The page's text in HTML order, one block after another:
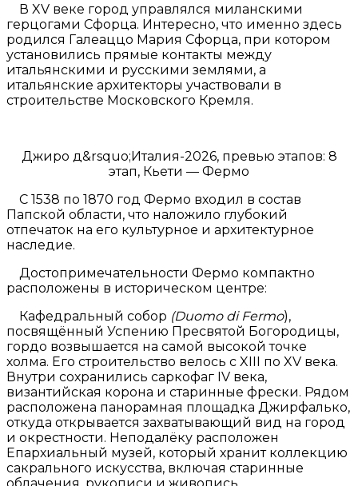
В XV веке город управлялся миланскими
герцогами Сфорца. Интересно, что именно здесь
родился Галеаццо Мария Сфорца, при котором
установились прямые контакты между
итальянскими и русскими землями, а
итальянские архитекторы участвовали в
строительстве Московского Кремля.
Джиро д&rsquo;Италия-2026, превью этапов: 8
этап, Кьети — Фермо
С 1538 по 1870 год Фермо входил в состав
Папской области, что наложило глубокий
отпечаток на его культурное и архитектурное
наследие.
Достопримечательности Фермо компактно
расположены в историческом центре:
Кафедральный собор (Duomo di Fermo),
посвящённый Успению Пресвятой Богородицы,
гордо возвышается на самой высокой точке
холма. Его строительство велось с XIII по XV века.
Внутри сохранились саркофаг IV века,
византийская корона и старинные фрески. Рядом
расположена панорамная площадка Джирфалько,
откуда открывается захватывающий вид на город
и окрестности. Неподалёку расположен
Епархиальный музей, который хранит коллекцию
сакрального искусства, включая старинные